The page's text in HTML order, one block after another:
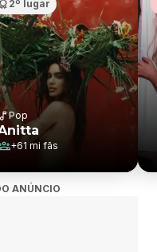
2º lugar
Pop
+61 mi fãs
ANÚNCIO